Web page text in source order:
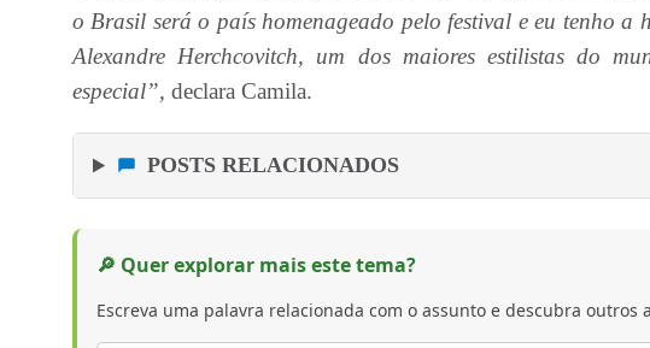
o Brasil será o país homenageado pelo festival e eu tenho
Alexandre Herchcovitch, um dos maiores estilistas do
especial”, declara Camila.
POSTS RELACIONADOS
🔎 Quer explorar mais este tema?
Escreva uma palavra relacionada com o assunto e descubra outros